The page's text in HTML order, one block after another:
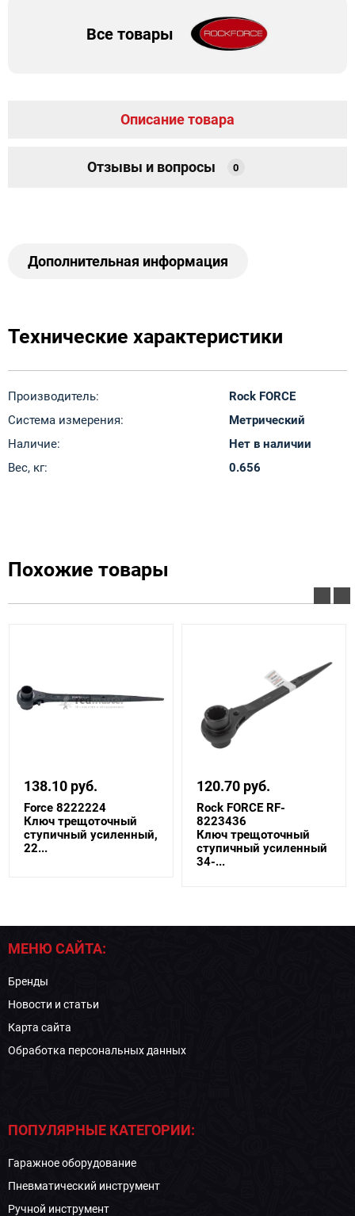
Все товары
Описание товара
Отзывы и вопросы 0
Дополнительная информация
Технические характеристики
Производитель:
Rock FORCE
Система измерения:
Метрический
Наличие:
Нет в наличии
Вес, кг:
0.656
Похожие товары
138.10 руб.
Force 8222224
Ключ трещоточный
ступичный усиленный,
22...
120.70 руб.
Rock FORCE RF-
8223436
Ключ трещоточный
ступичный усиленный
34-...
МЕНЮ САЙТА:
Бренды
Новости и статьи
Карта сайта
Обработка персональных данных
ПОПУЛЯРНЫЕ КАТЕГОРИИ:
Гаражное оборудование
Пневматический инструмент
Ручной инструмент